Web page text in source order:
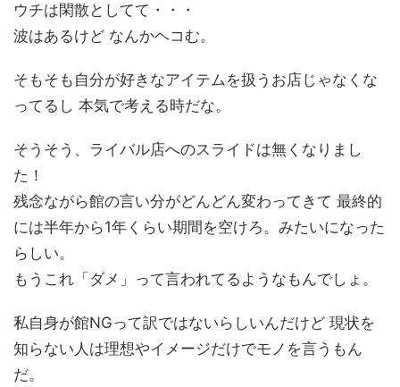
ウチは閑散としてて・・・
波はあるけど なんかヘコむ。
そもそも自分が好きなアイテムを扱うお店じゃなくな
ってるし 本気で考える時だな。
そうそう、ライバル店へのスライドは無くなりまし
た！
残念ながら館の言い分がどんどん変わってきて 最終的
には半年から1年くらい期間を空けろ。みたいになった
らしい。
もうこれ「ダメ」って言われてるようなもんでしょ。
私自身が館NGって訳ではないらしいんだけど 現状を
知らない人は理想やイメージだけでモノを言うもん
だ。